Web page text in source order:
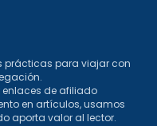
prácticas para viajar con
de afiliado
en artículos, usamos
aporta valor al lector.